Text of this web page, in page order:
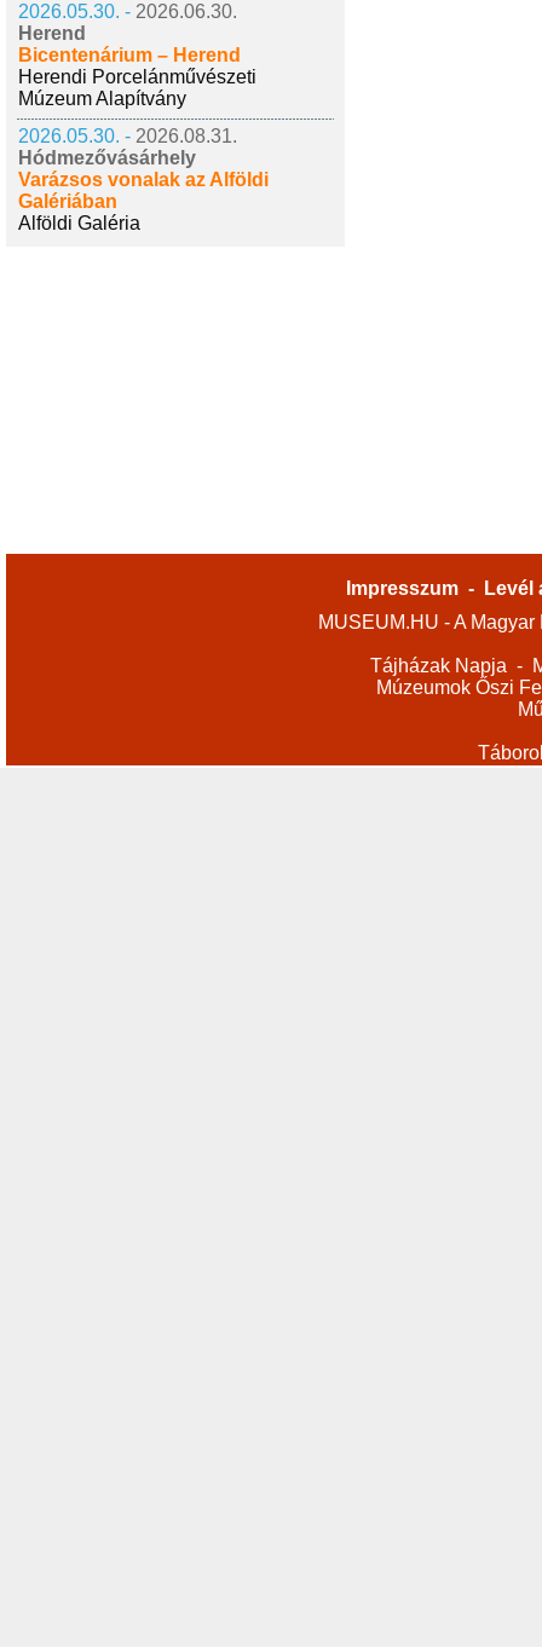
2026.05.30. - 2026.06.30.
Herend
Bicentenárium – Herend
Herendi Porcelánművészeti
Múzeum Alapítvány
2026.05.30. - 2026.08.31.
Hódmezővásárhely
Varázsos vonalak az Alföldi
Galériában
Alföldi Galéria
Impresszum -
Levél
MUSEUM.HU - A
Tájházak Napja -
Múzeumok Őszi